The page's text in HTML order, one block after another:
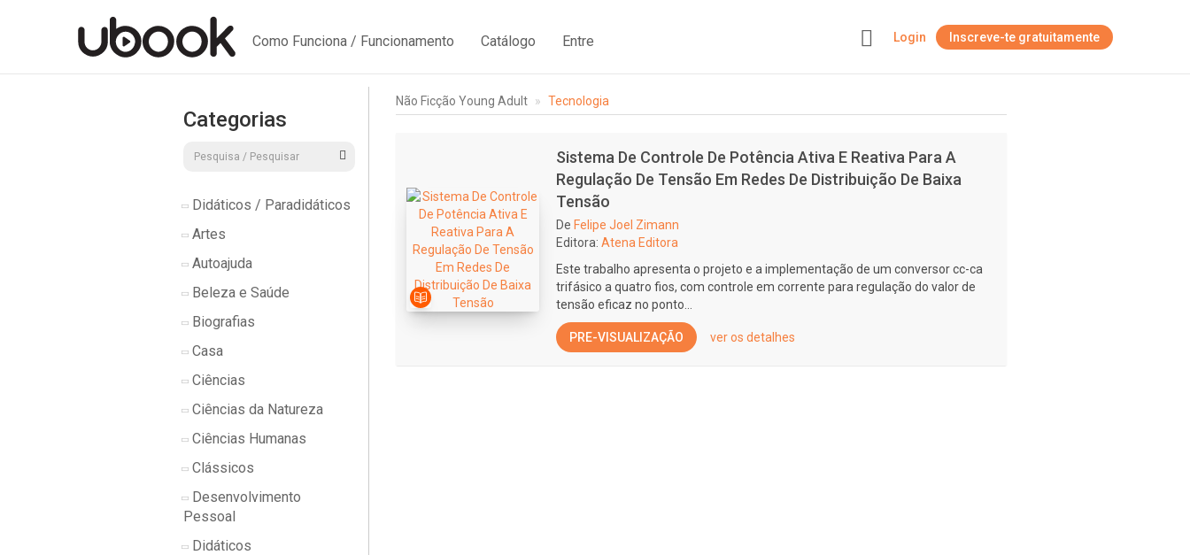
Como Funciona / Funcionamento Catálogo Entre Login Inscreve-te gratuitamente
Categorias
Didáticos / Paradidáticos
Artes
Autoajuda
Beleza e Saúde
Biografias
Casa
Ciências
Ciências da Natureza
Ciências Humanas
Clássicos
Desenvolvimento
Pessoal
Didáticos
Não Ficção Young Adult Tecnologia
Sistema De Controle De Potência Ativa E Reativa Para A
Regulação De Tensão Em Redes De Distribuição De Baixa
Tensão
De Felipe Joel Zimann
Editora: Atena Editora
Este trabalho apresenta o projeto e a implementação de um conversor cc-ca
trifásico a quatro fios, com controle em corrente para regulação do valor de
tensão eficaz no ponto...
PRE-VISUALIZAÇÃO ver os detalhes